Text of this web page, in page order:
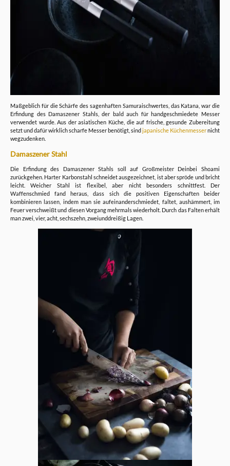
Maßgeblich für die Schärfe des sagenhaften Samuraischwertes, das Katana, war die
Erfindung des Damaszener Stahls, der bald auch für handgeschmiedete Messer
verwendet wurde. Aus der asiatischen Küche, die auf frische, gesunde Zubereitung
setzt und dafür wirklich scharfe Messer benötigt, sind japanische Küchenmessernicht
wegzudenken.
Damaszener Stahl
Die Erfindung des Damaszener Stahls soll auf Großmeister Deinbei Shoami
zurückgehen. Harter Karbonstahl schneidet ausgezeichnet, ist aber spröde und bricht
leicht. Weicher Stahl ist flexibel, aber nicht besonders schnittfest. Der
Waffenschmied fand heraus, dass sich die positiven Eigenschaften beider
kombinieren lassen, indem man sie aufeinanderschmiedet, faltet, aushämmert, im
Feuer verschweißt und diesen Vorgang mehrmals wiederholt. Durch das Falten erhält
man zwei, vier, acht, sechszehn, zweiunddreißig Lagen.